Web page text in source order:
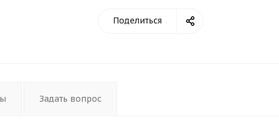
Поделиться
Задать вопрос